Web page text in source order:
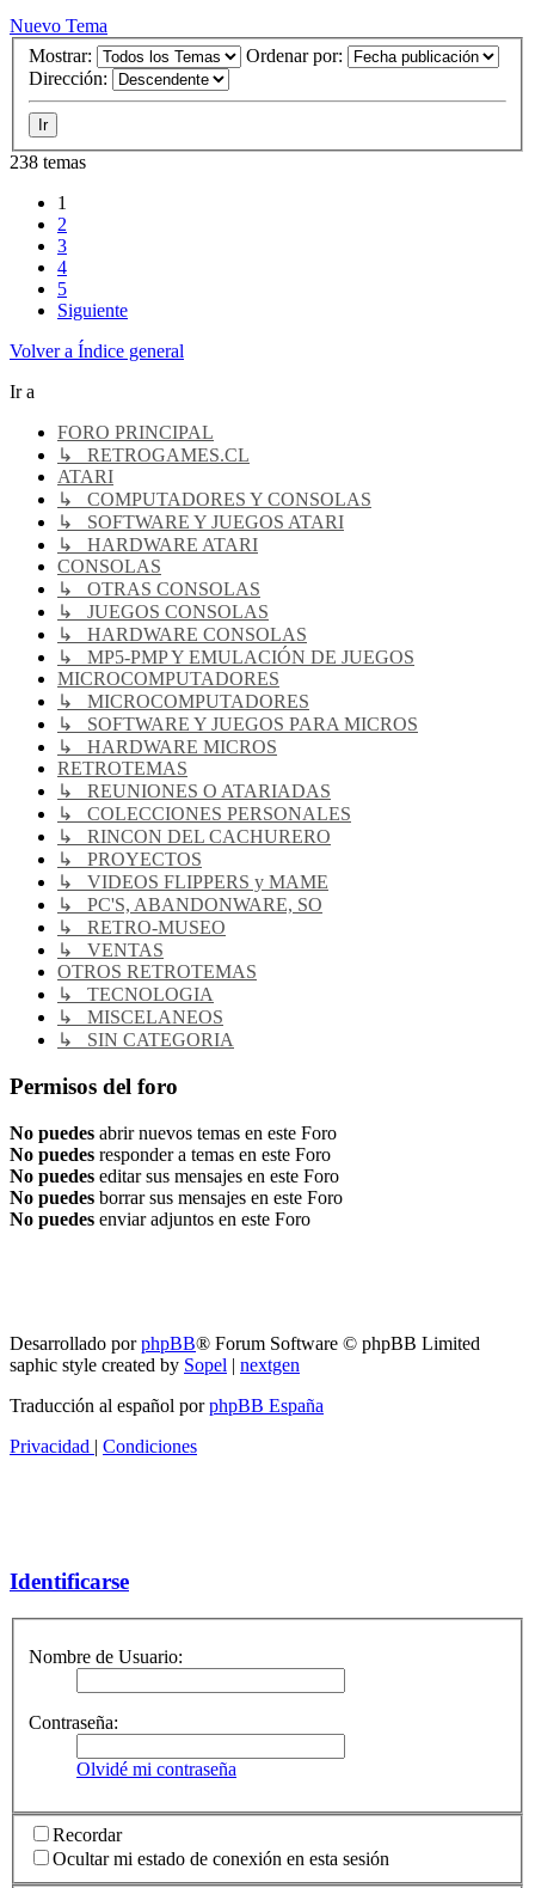
Nuevo Tema
Mostrar:
Ordenar por:
Dirección:
238 temas
1
2
3
4
5
Siguiente
Volver a Índice general
Ir a
FORO PRINCIPAL
↳ RETROGAMES.CL
ATARI
↳ COMPUTADORES Y CONSOLAS
↳ SOFTWARE Y JUEGOS ATARI
↳ HARDWARE ATARI
CONSOLAS
↳ OTRAS CONSOLAS
↳ JUEGOS CONSOLAS
↳ HARDWARE CONSOLAS
↳ MP5-PMP Y EMULACIÓN DE JUEGOS
MICROCOMPUTADORES
↳ MICROCOMPUTADORES
↳ SOFTWARE Y JUEGOS PARA MICROS
↳ HARDWARE MICROS
RETROTEMAS
↳ REUNIONES O ATARIADAS
↳ COLECCIONES PERSONALES
↳ RINCON DEL CACHURERO
↳ PROYECTOS
↳ VIDEOS FLIPPERS y MAME
↳ PC'S, ABANDONWARE, SO
↳ RETRO-MUSEO
↳ VENTAS
OTROS RETROTEMAS
↳ TECNOLOGIA
↳ MISCELANEOS
↳ SIN CATEGORIA
Permisos del foro
No puedes abrir nuevos temas en este Foro
No puedes responder a temas en este Foro
No puedes editar sus mensajes en este Foro
No puedes borrar sus mensajes en este Foro
No puedes enviar adjuntos en este Foro
Desarrollado porphpBB® Forum Software © phpBB Limited
saphic style created by Sopel | nextgen
Traducción al español porphpBB España
Privacidad | Condiciones
Identificarse
Nombre de Usuario:
Contraseña:
Olvidé mi contraseña
Recordar
Ocultar mi estado de conexión en esta sesión